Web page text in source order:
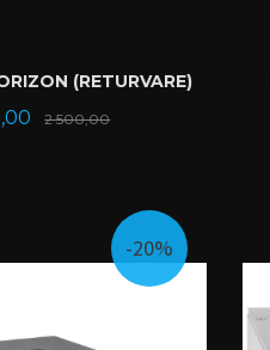
(RETURVARE)
2 500,00Rabatt
-20%